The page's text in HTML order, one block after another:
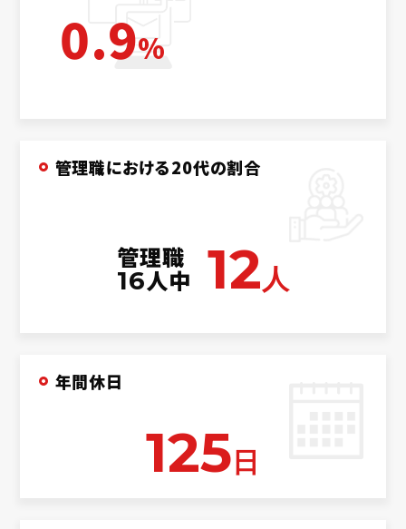
0.9%
管理職における20代の割合
管理職
16人中 12人
年間休日
125 日